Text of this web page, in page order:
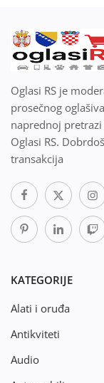
Oglasi RS je
prosečnog
naprednoj
Oglasi RS.
transakcija
KATEGORIJE
Alati i oruđa
Antikviteti
Audio